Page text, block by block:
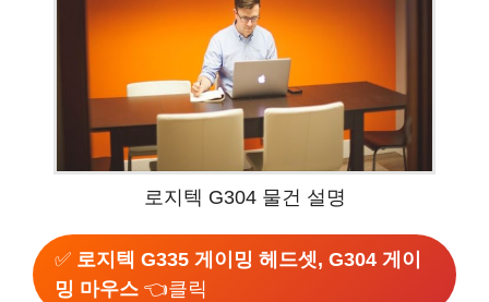
로지텍 G304 물건 설명
✅ 로지텍 G335 게이밍 헤드셋, G304 게이
밍 마우스 👈클릭